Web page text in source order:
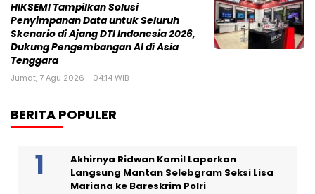
HIKSEMI Tampilkan Solusi
Penyimpanan Data untuk Seluruh
Skenario di Ajang DTI Indonesia 2026,
Dukung Pengembangan AI di Asia
Tenggara
Jumat, 7 Agu 2026 - 04:14 WIB
BERITA POPULER
Akhirnya Ridwan Kamil Laporkan
Langsung Mantan Selebgram Seksi Lisa
Mariana ke Bareskrim Polri